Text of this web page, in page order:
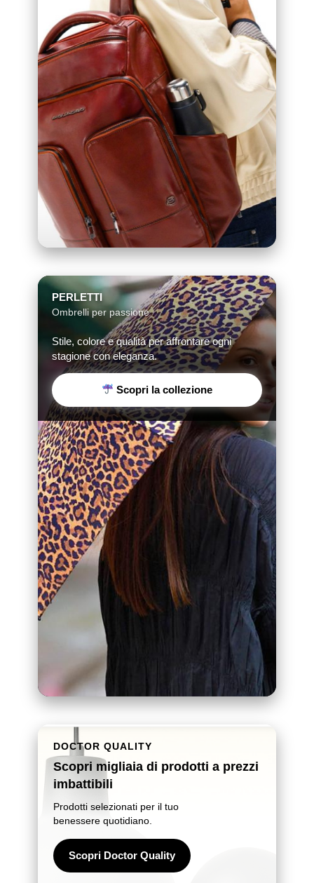
PERLETTI
Ombrelli per passione
Stile, colore e qualità per affrontare ogni
stagione con eleganza.
Scopri la collezione
DOCTOR QUALITY
Scopri migliaia di prodotti a prezzi
imbattibili
Prodotti selezionati per il tuo
benessere quotidiano.
Scopri Doctor Quality